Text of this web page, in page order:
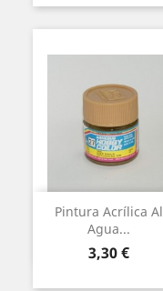
Pintura Acrílica Al
Agua...
Preu
3,30 €